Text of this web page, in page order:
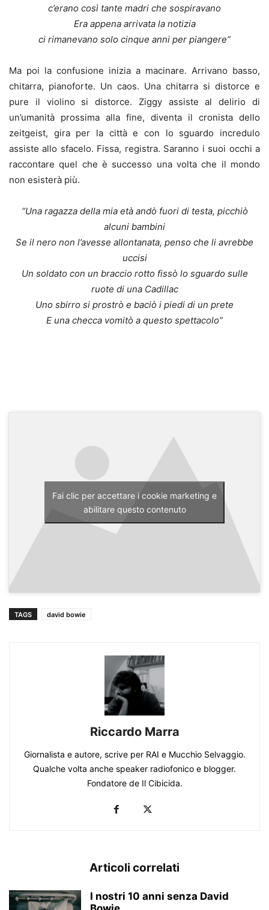
c’erano così tante madri che sospiravano
Era appena arrivata la notizia
ci rimanevano solo cinque anni per piangere”
Ma poi la confusione inizia a macinare. Arrivano basso,
chitarra, pianoforte. Un caos. Una chitarra si distorce e
pure il violino si distorce. Ziggy assiste al delirio di
un’umanità prossima alla fine, diventa il cronista dello
zeitgeist, gira per la città e con lo sguardo incredulo
assiste allo sfacelo. Fissa, registra. Saranno i suoi occhi a
raccontare quel che è successo una volta che il mondo
non esisterà più.
“Una ragazza della mia età andò fuori di testa, picchiò
alcuni bambini
Se il nero non l’avesse allontanata, penso che li avrebbe
uccisi
Un soldato con un braccio rotto fissò lo sguardo sulle
ruote di una Cadillac
Uno sbirro si prostrò e baciò i piedi di un prete
E una checca vomitò a questo spettacolo”
Fai clic per accettare i cookie marketing e
abilitare questo contenuto
TAGS david bowie
Riccardo Marra
Giornalista e autore, scrive per RAI e Mucchio Selvaggio.
Qualche volta anche speaker radiofonico e blogger.
Fondatore de Il Cibicida.
Articoli correlati
I nostri 10 anni senza David